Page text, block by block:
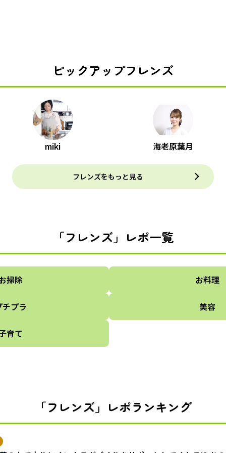
ピックアップフレンズ
miki 海老原葉月
フレンズをもっと見る
「フレンズ」レポ一覧
掃除 お料理
チプラ 美容
育て
「フレンズ」レポランキング